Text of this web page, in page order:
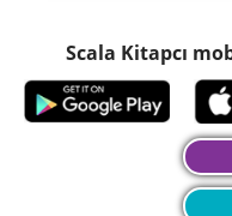
Scala Kitapcı